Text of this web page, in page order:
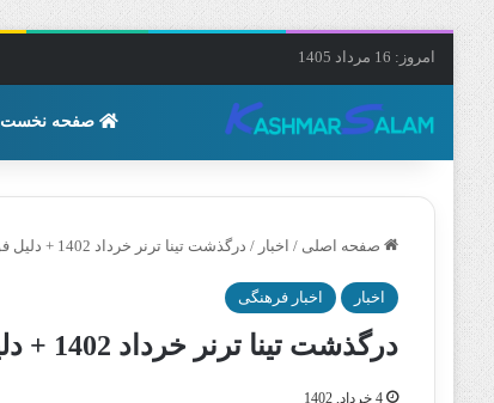
امروز: 16 مرداد 1405
صفحه نخست
صفحه اصلی / اخبار / درگذشت تینا ترنر خرداد 1402 + دلیل فوت ملکه راک اَند رول
اخبار اخبار فرهنگی
درگذشت تینا ترنر خرداد 1402 + دلیل فوت ملکه راک اَند رول
4 خرداد, 1402